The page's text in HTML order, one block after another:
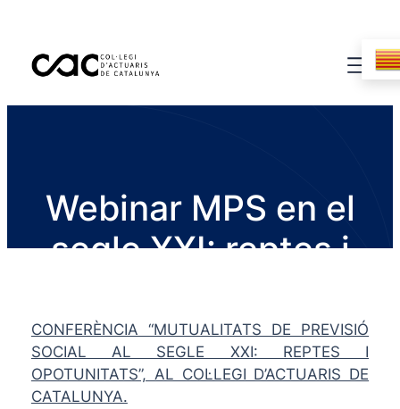
Webinar MPS en el
segle XXI: reptes i
CONFERÈNCIA “MUTUALITATS DE PREVISIÓ
SOCIAL AL ​​SEGLE XXI: REPTES I
OPOTUNITATS”, AL COL·LEGI D’ACTUARIS DE
CATALUNYA.